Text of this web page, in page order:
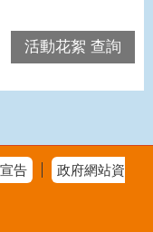
活動花絮 查詢
告
政府網站資